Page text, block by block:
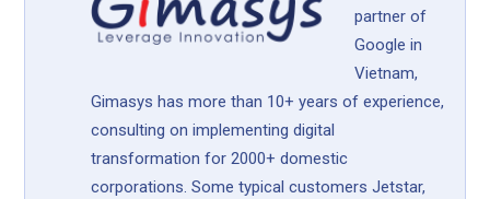
partner of
Google in
Vietnam,
Gimasys has more than 10+ years of experience,
consulting on implementing digital
transformation for 2000+ domestic
corporations. Some typical customers Jetstar,